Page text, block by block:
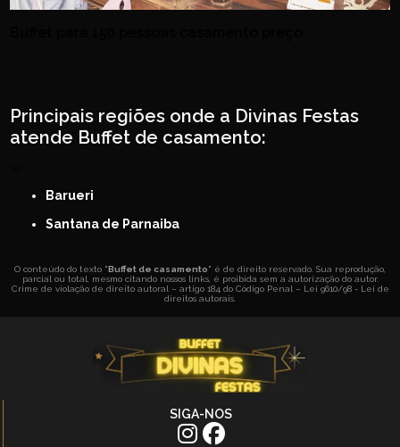
Principais regiões onde a Divinas Festas
atende Buffet de casamento:
Barueri
Santana de Parnaiba
O conteúdo do texto "Buffet de casamento" é de direito reservado. Sua reprodução,
parcial ou total, mesmo citando nossos links, é proibida sem a autorização do autor.
Crime de violação de direito autoral – artigo 184 do Código Penal – Lei 9610/98 - Lei de
direitos autorais
SIGA-NOS